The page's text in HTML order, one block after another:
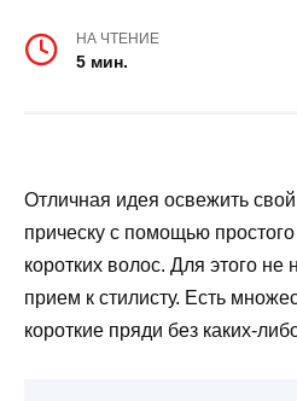
НА ЧТЕНИЕ
5 мин.
Отличная идея освежить
прическу с помощью простого
коротких волос. Для этого не
прием к стилисту. Есть
короткие пряди без каких-